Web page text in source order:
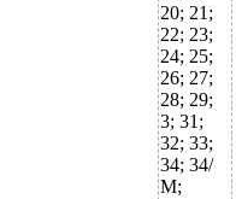
20; 21;
22; 23;
24; 25;
26; 27;
28; 29;
3; 31;
32; 33;
34; 34/
М;